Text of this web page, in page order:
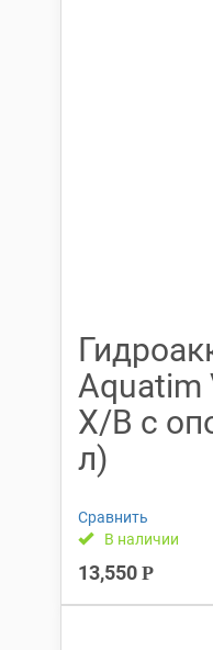
Aquatim
Х/В с
л)
Сравнить
В наличии
13,550 Р